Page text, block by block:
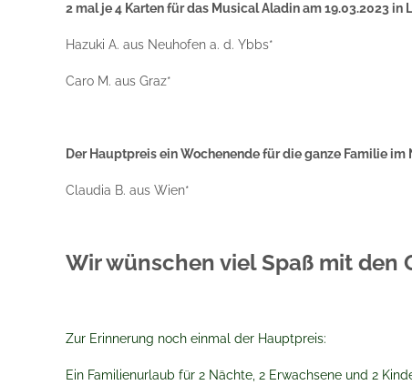
2 mal je 4 Karten für das Musical Aladin am 19.03.2023 in
Hazuki A. aus Neuhofen a. d. Ybbs*
Caro M. aus Graz*
Der Hauptpreis ein Wochenende für die ganze Familie
Claudia B. aus Wien*
Wir wünschen viel Spaß mit den
Zur Erinnerung noch einmal der Hauptpreis:
Ein Familienurlaub für 2 Nächte, 2 Erwachsene und 2